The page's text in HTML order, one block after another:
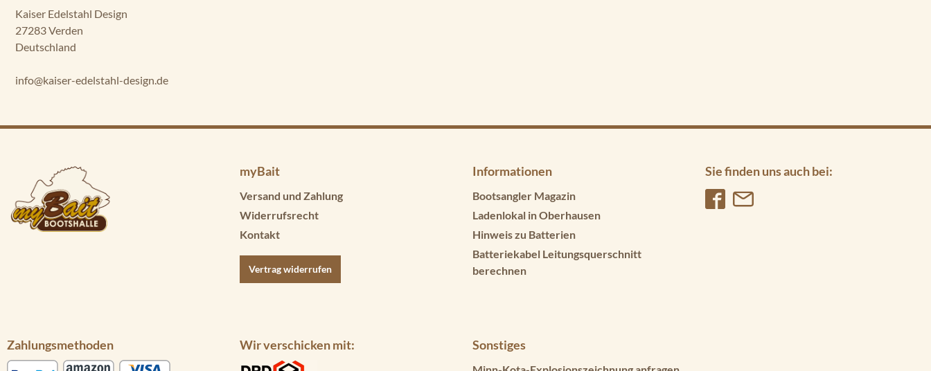
Kaiser Edelstahl Design
27283 Verden
Deutschland
info@kaiser-edelstahl-design.de
myBait
Versand und Zahlung
Widerrufsrecht
Kontakt
Vertrag widerrufen
Informationen
Bootsangler Magazin
Ladenlokal in Oberhausen
Hinweis zu Batterien
Batteriekabel Leitungsquerschnitt
berechnen
Sie finden uns auch bei:
Zahlungsmethoden Wir verschicken mit: Sonstiges